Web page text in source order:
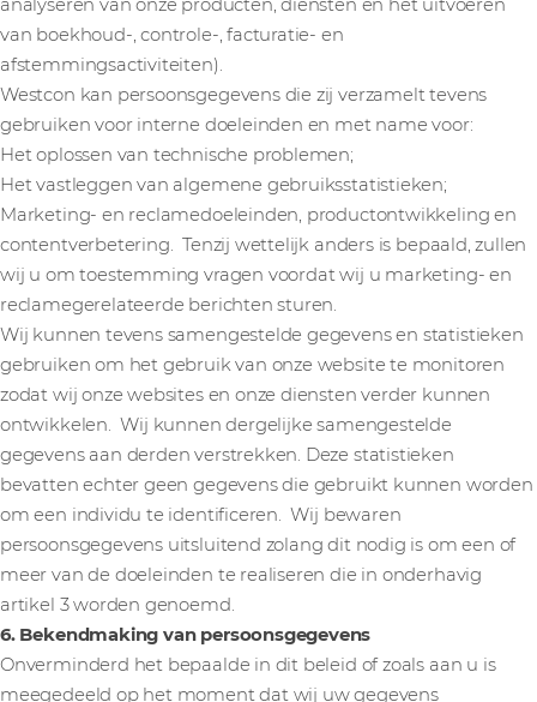
analyseren van onze producten, diensten en het uitvoeren
van boekhoud-, controle-, facturatie- en
afstemmingsactiviteiten).
Westcon kan persoonsgegevens die zij verzamelt tevens
gebruiken voor interne doeleinden en met name voor:
Het oplossen van technische problemen;
Het vastleggen van algemene gebruiksstatistieken;
Marketing- en reclamedoeleinden, productontwikkeling en
contentverbetering. Tenzij wettelijk anders is bepaald, zullen
wij u om toestemming vragen voordat wij u marketing- en
reclamegerelateerde berichten sturen.
Wij kunnen tevens samengestelde gegevens en statistieken
gebruiken om het gebruik van onze website te monitoren
zodat wij onze websites en onze diensten verder kunnen
ontwikkelen. Wij kunnen dergelijke samengestelde
gegevens aan derden verstrekken. Deze statistieken
bevatten echter geen gegevens die gebruikt kunnen worden
om een individu te identificeren. Wij bewaren
persoonsgegevens uitsluitend zolang dit nodig is om een of
meer van de doeleinden te realiseren die in onderhavig
artikel 3 worden genoemd.
6. Bekendmaking van persoonsgegevens
Onverminderd het bepaalde in dit beleid of zoals aan u is
meegedeeld op het moment dat wij uw gegevens